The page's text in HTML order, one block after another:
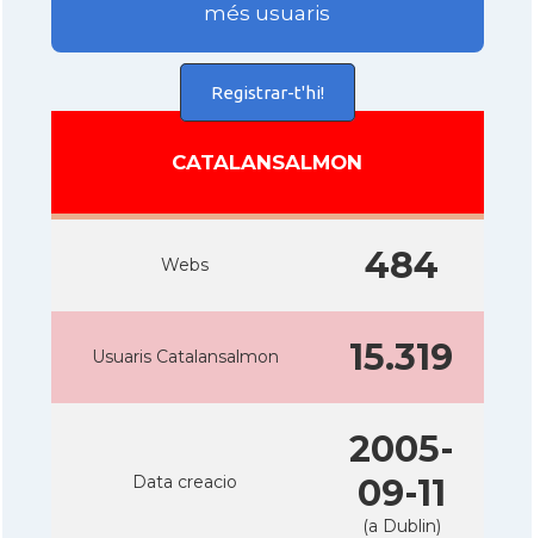
més usuaris
Registrar-t'hi!
CATALANSALMON
Webs 484
Usuaris Catalansalmon 15.319
Data creacio
2005-
09-11
(a Dublin)